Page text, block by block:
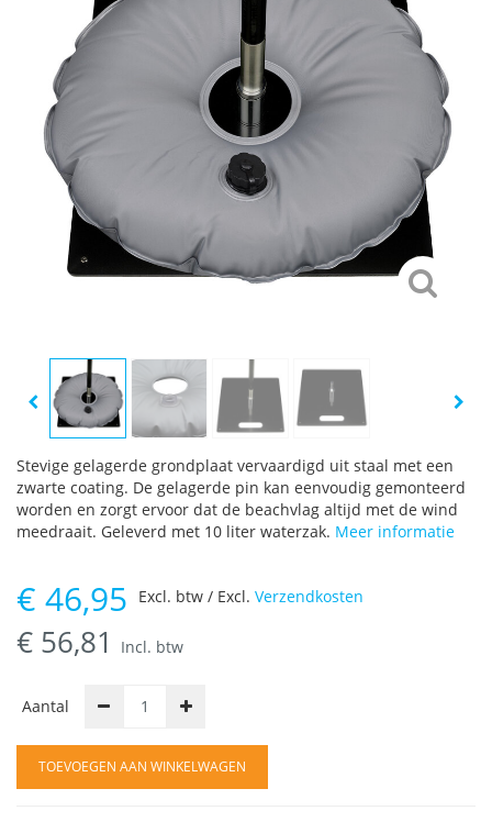
Stevige gelagerde grondplaat vervaardigd uit staal met een
zwarte coating. De gelagerde pin kan eenvoudig gemonteerd
worden en zorgt ervoor dat de beachvlag altijd met de wind
meedraait. Geleverd met 10 liter waterzak. Meer informatie
€ 46,95
€ 56,81 Incl. btw
Excl. btw / Excl. Verzendkosten
Aantal
TOEVOEGEN AAN WINKELWAGEN